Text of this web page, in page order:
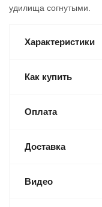
удилища согнутыми.
Характеристики
Как купить
Оплата
Доставка
Видео